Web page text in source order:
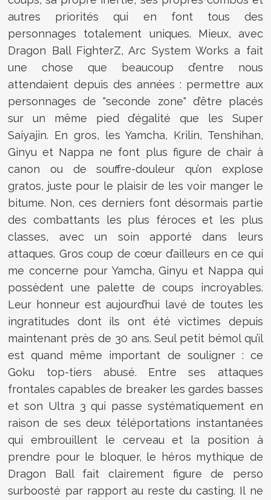
autres priorités qui en font tous des
personnages totalement uniques. Mieux, avec
Dragon Ball FighterZ, Arc System Works a fait
une chose que beaucoup d’entre nous
attendaient depuis des années : permettre aux
personnages de "seconde zone" d’être placés
sur un même pied d’égalité que les Super
Saiyajin. En gros, les Yamcha, Krilin, Tenshihan,
Ginyu et Nappa ne font plus figure de chair à
canon ou de souffre-douleur qu’on explose
gratos, juste pour le plaisir de les voir manger le
bitume. Non, ces derniers font désormais partie
des combattants les plus féroces et les plus
classes, avec un soin apporté dans leurs
attaques. Gros coup de cœur d’ailleurs en ce qui
me concerne pour Yamcha, Ginyu et Nappa qui
possèdent une palette de coups incroyables.
Leur honneur est aujourd’hui lavé de toutes les
ingratitudes dont ils ont été victimes depuis
maintenant près de 30 ans. Seul petit bémol qu’il
est quand même important de souligner : ce
Goku top-tiers abusé. Entre ses attaques
frontales capables de breaker les gardes basses
et son Ultra 3 qui passe systématiquement en
raison de ses deux téléportations instantanées
qui embrouillent le cerveau et la position à
prendre pour le bloquer, le héros mythique de
Dragon Ball fait clairement figure de perso
surboosté par rapport au reste du casting. Il ne